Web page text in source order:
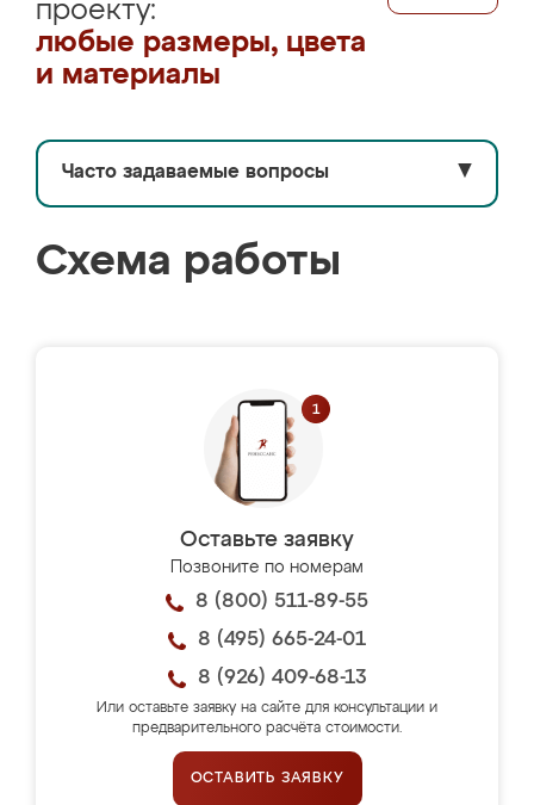
проекту:
любые размеры, цвета
и материалы
Часто задаваемые вопросы ▼
Схема работы
Оставьте заявку
Позвоните по номерам
8 (800) 511-89-55
8 (495) 665-24-01
8 (926) 409-68-13
Или оставьте заявку на сайте для консультации и
предварительного расчёта стоимости.
ОСТАВИТЬ ЗАЯВКУ